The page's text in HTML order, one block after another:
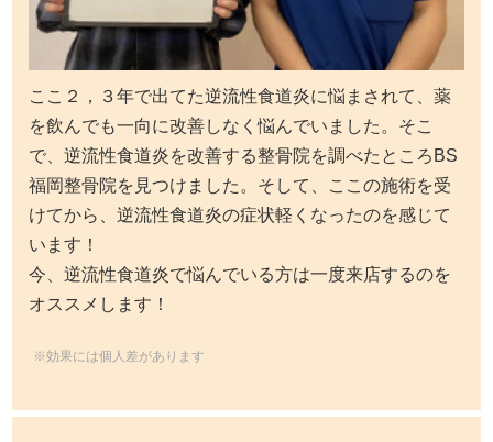
ここ２，３年で出てた逆流性食道炎に悩まされて、薬
を飲んでも一向に改善しなく悩んでいました。そこ
で、逆流性食道炎を改善する整骨院を調べたところBS
福岡整骨院を見つけました。そして、ここの施術を受
けてから、逆流性食道炎の症状軽くなったのを感じて
います！
今、逆流性食道炎で悩んでいる方は一度来店するのを
オススメします！
※効果には個人差があります